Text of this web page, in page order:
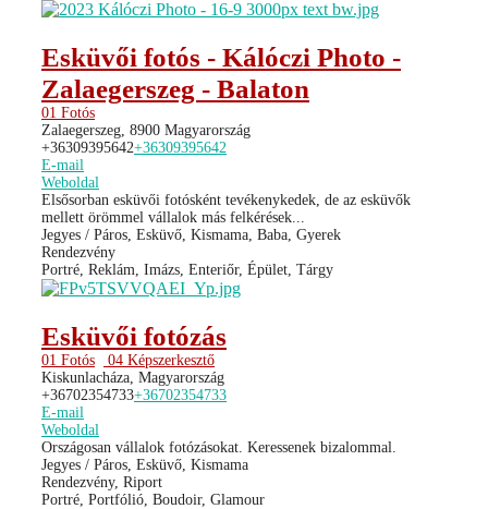
Esküvői fotós - Kálóczi Photo -
Zalaegerszeg - Balaton
01 Fotós
Zalaegerszeg, 8900 Magyarország
+36309395642+36309395642
E-mail
Weboldal
Elsősorban esküvői fotósként tevékenykedek, de az esküvők
mellett örömmel vállalok más felkérések...
Jegyes / Páros, Esküvő, Kismama, Baba, Gyerek
Rendezvény
Portré, Reklám, Imázs, Enteriőr, Épület, Tárgy
Esküvői fotózás
01 Fotós
04 Képszerkesztő
Kiskunlacháza, Magyarország
+36702354733+36702354733
E-mail
Weboldal
Országosan vállalok fotózásokat. Keressenek bizalommal.
Jegyes / Páros, Esküvő, Kismama
Rendezvény, Riport
Portré, Portfólió, Boudoir, Glamour